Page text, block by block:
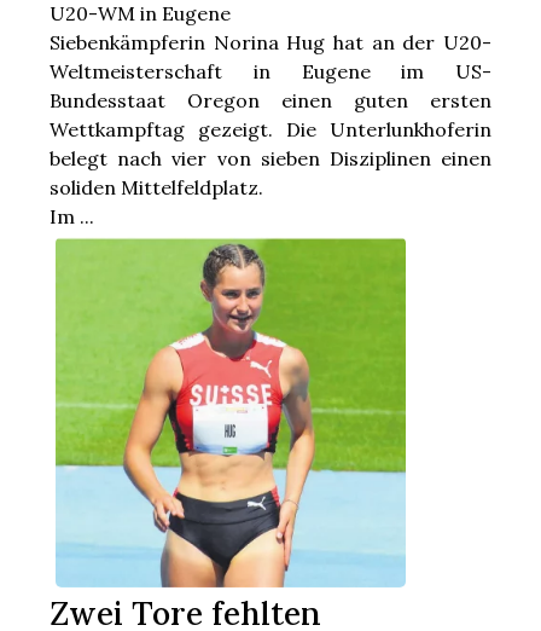
U20-WM in Eugene
Siebenkämpferin Norina Hug hat an der U20-
Weltmeisterschaft in Eugene im US-
Bundesstaat Oregon einen guten ersten
Wettkampftag gezeigt. Die Unterlunkhoferin
belegt nach vier von sieben Disziplinen einen
soliden Mittelfeldplatz.
Im ...
Zwei Tore fehlten